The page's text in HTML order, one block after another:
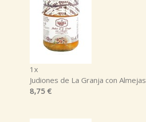
1x
Judiones de La Granja con Almejas
8,75 €